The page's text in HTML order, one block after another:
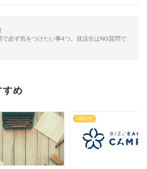
で必ず気をつけたい事4つ。就活生はNG質問で
すめ
OB訪問